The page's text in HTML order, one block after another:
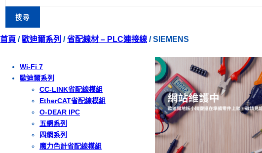
尋
鍵
首頁 / 歐迪爾系列 /省配線材 – PLC連接線 / SIEMENS
Wi-Fi 7
歐迪爾系列
CC-LINK省配線模組
EtherCAT省配線模組
O-DEAR IPC
五網系列
四網系列
魔力色計省配線模組